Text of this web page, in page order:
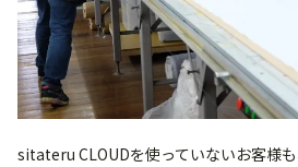
sitateru CLOUDを使っていないお客様